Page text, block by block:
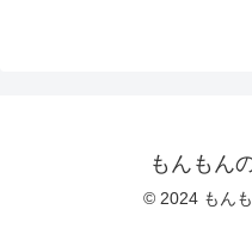
もんもん
© 2024 もん